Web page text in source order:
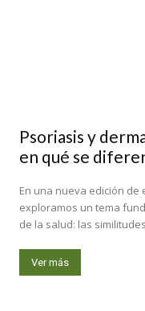
Psoriasis y
en qué se
En una nueva edición
exploramos un tema
de la salud: las
Ver más